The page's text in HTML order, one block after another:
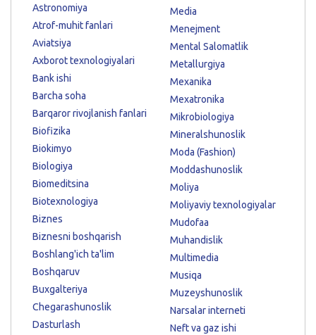
Astronomiya
Atrof-muhit fanlari
Aviatsiya
Axborot texnologiyalari
Bank ishi
Barcha soha
Barqaror rivojlanish fanlari
Biofizika
Biokimyo
Biologiya
Biomeditsina
Biotexnologiya
Biznes
Biznesni boshqarish
Boshlang'ich ta'lim
Boshqaruv
Buxgalteriya
Chegarashunoslik
Dasturlash
Media
Menejment
Mental Salomatlik
Metallurgiya
Mexanika
Mexatronika
Mikrobiologiya
Mineralshunoslik
Moda (Fashion)
Moddashunoslik
Moliya
Moliyaviy texnologiyalar
Mudofaa
Muhandislik
Multimedia
Musiqa
Muzeyshunoslik
Narsalar interneti
Neft va gaz ishi